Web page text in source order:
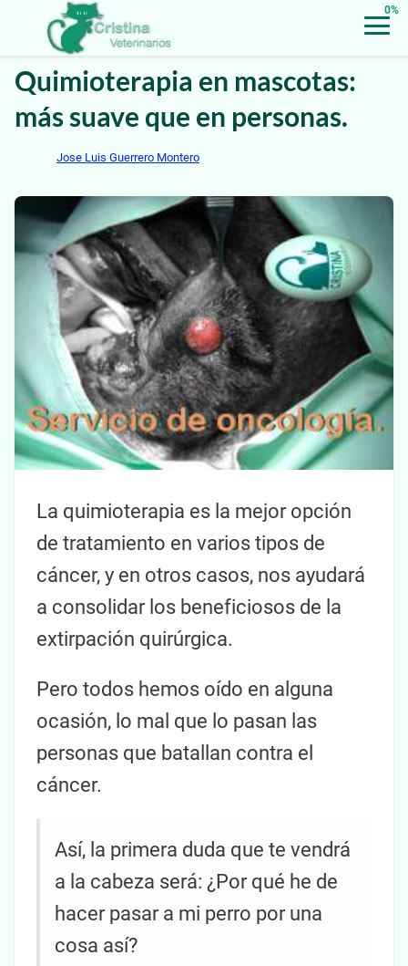
0%
Quimioterapia en mascotas:
más suave que en personas.
Jose Luis Guerrero Montero
La quimioterapia es la mejor opción
de tratamiento en varios tipos de
cáncer, y en otros casos, nos ayudará
a consolidar los beneficiosos de la
extirpación quirúrgica.
Pero todos hemos oído en alguna
ocasión, lo mal que lo pasan las
personas que batallan contra el
cáncer.
Así, la primera duda que te vendrá
a la cabeza será: ¿Por qué he de
hacer pasar a mi perro por una
cosa así?